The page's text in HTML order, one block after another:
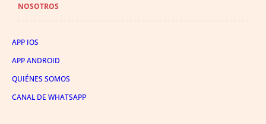
NOSOTROS
APP IOS
APP ANDROID
QUIÉNES SOMOS
CANAL DE WHATSAPP